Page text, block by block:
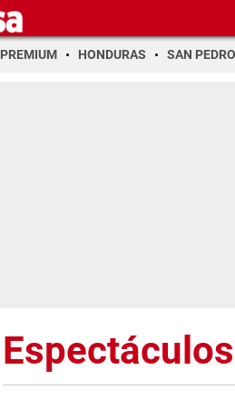
PREMIUM HONDURAS SAN PEDRO
Espectáculos